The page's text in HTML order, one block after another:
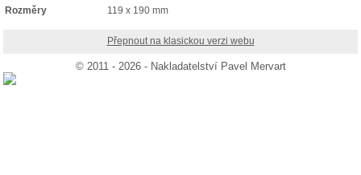
Rozměry
119 x 190 mm
Přepnout na klasickou verzi webu
© 2011 - 2026 - Nakladatelství Pavel Mervart